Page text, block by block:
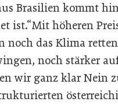
Brasilien kommt
ist.“Mit höheren
noch das Klima
noch stärker
wir ganz klar Nein